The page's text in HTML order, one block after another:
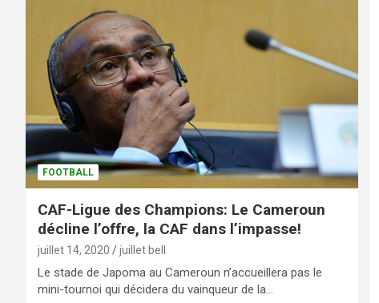
FOOTBALL
CAF-Ligue des Champions: Le Cameroun
décline l’offre, la CAF dans l’impasse!
juillet 14, 2020 juillet bell
Le stade de Japoma au Cameroun n’accueillera pas le
mini-tournoi qui décidera du vainqueur de la…